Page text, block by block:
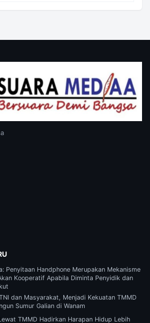
Penyitaan Handphone Merupakan Mekanisme
Kooperatif Apabila Diminta Penyidik dan
dan Masyarakat, Menjadi Kekuatan TMMD
Sumur Galian di Wanam
TMMD Hadirkan Harapan Hidup Lebih